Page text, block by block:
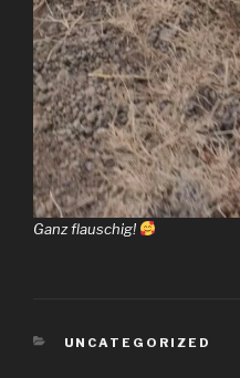
Ganz flauschig!
KATEGORIEN
UNCATEGORIZED